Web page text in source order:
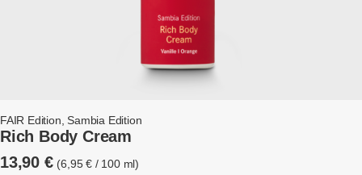
FAIR Edition Sambia Edition
Rich Body Cream
13,90 € 6,95€ / 100 ml